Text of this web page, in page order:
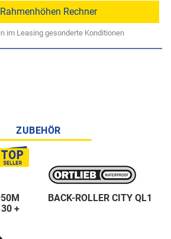
Rahmenhöhen Rechner
im Leasing gesonderte Konditionen
ZUBEHÖR
+
BACK-ROLLER CITY QL1